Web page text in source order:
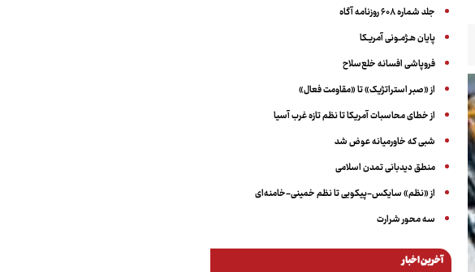
جلد شماره ۶۰۸ روزنامه آگاه
پایان هـژمـونی آمریـکا
فروپاشی افسانه خلع‌سلاح
از «صبر استراتژیک» تا «مقاومت فعال»
از خطای محاسبات آمریکا تا نظم تازه غرب آسیا
شبی که خاورمیانه عوض شد
منطق دیدبانی تمدن اسلامی
از «نظم» سایکس-پیکویی تا نظم خمینی-خامنه‌ای
سه‌ محور شرارت
آخرین اخبار